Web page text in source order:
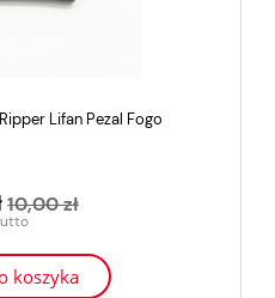
Lifan Pezal Fogo
10,00 zł
koszyka